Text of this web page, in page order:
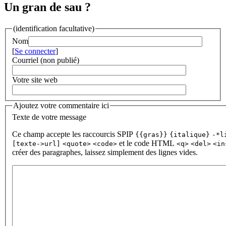
Un gran de sau ?
(identification facultative)
Nom
[Se connecter]
Courriel (non publié)
Votre site web
Ajoutez votre commentaire ici
Texte de votre message
Ce champ accepte les raccourcis SPIP {{gras}} {italique} -
[texte->url]
<quote> <code> et le code HTML <q> <del>
créer des paragraphes, laissez simplement des lignes vides.